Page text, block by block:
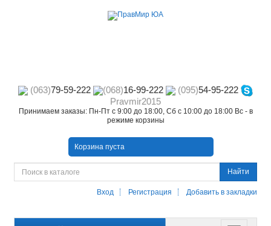
(063)79-59-222 (068)16-99-222 (095)54-95-222
Pravmir2015
Принимаем заказы: Пн-Пт с 9:00 до 18:00, Сб с 10:00 до 18:00 Вс - в
режиме корзины
Корзина пуста
Найти
Вход Регистрация Добавить в закладки